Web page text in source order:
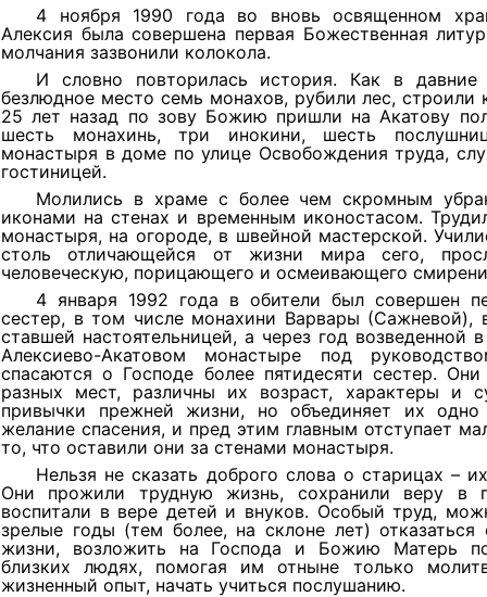
4 ноября 1990 года во вновь освященном
Алексия была совершена первая Божественная
молчания зазвонили колокола.
И словно повторилась история. Как в
безлюдное место семь монахов, рубили лес, строили
25 лет назад по зову Божию пришли на Акатову
шесть монахинь, три инокини, шесть
монастыря в доме по улице Освобождения труда,
гостиницей.
Молились в храме с более чем скромным
иконами на стенах и временным иконостасом.
монастыря, на огороде, в швейной мастерской.
столь отличающейся от жизни мира сего,
человеческую, порицающего и осмеивающего
4 января 1992 года в обители был совершен
сестер, в том числе монахини Варвары (Сажневой),
ставшей настоятельницей, а через год возведенной
Алексиево-Акатовом монастыре под
спасаются о Господе более пятидесяти сестер.
разных мест, различны их возраст, характеры и
привычки прежней жизни, но объединяет их
желание спасения, и пред этим главным отступает
то, что оставили они за стенами монастыря.
Нельзя не сказать доброго слова о старицах –
Они прожили трудную жизнь, сохранили веру в
воспитали в вере детей и внуков. Особый труд,
зрелые годы (тем более, на склоне лет) отказаться
жизни, возложить на Господа и Божию Матерь
близких людях, помогая им отныне только
жизненный опыт, начать учиться послушанию.